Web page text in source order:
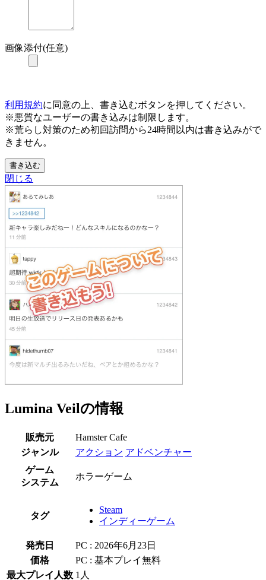
画像添付(任意)
利用規約に同意の上、書き込むボタンを押してください。
※悪質なユーザーの書き込みは制限します。
※荒らし対策のため初回訪問から24時間以内は書き込みがで
きません。
書き込む
閉じる
Lumina Veilの情報
販売元
Hamster Cafe
ジャンル
アクション アドベンチャー
ゲーム
システム
ホラーゲーム
タグ
Steam
インディーゲーム
発売日
PC : 2026年6月23日
価格
PC : 基本プレイ無料
最大プレイ人数 1人